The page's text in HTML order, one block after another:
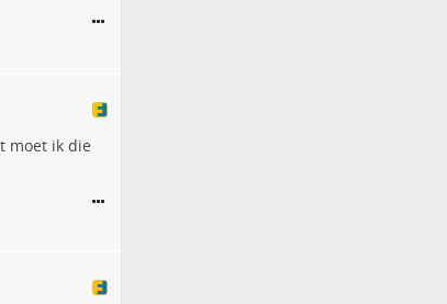
moet ik die